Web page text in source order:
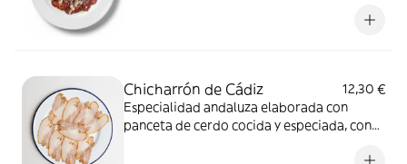
Chicharrón de Cádiz
12,30 €
Especialidad andaluza elaborada con
panceta de cerdo cocida y especiada, con